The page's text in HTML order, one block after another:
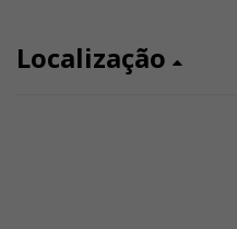
Localização